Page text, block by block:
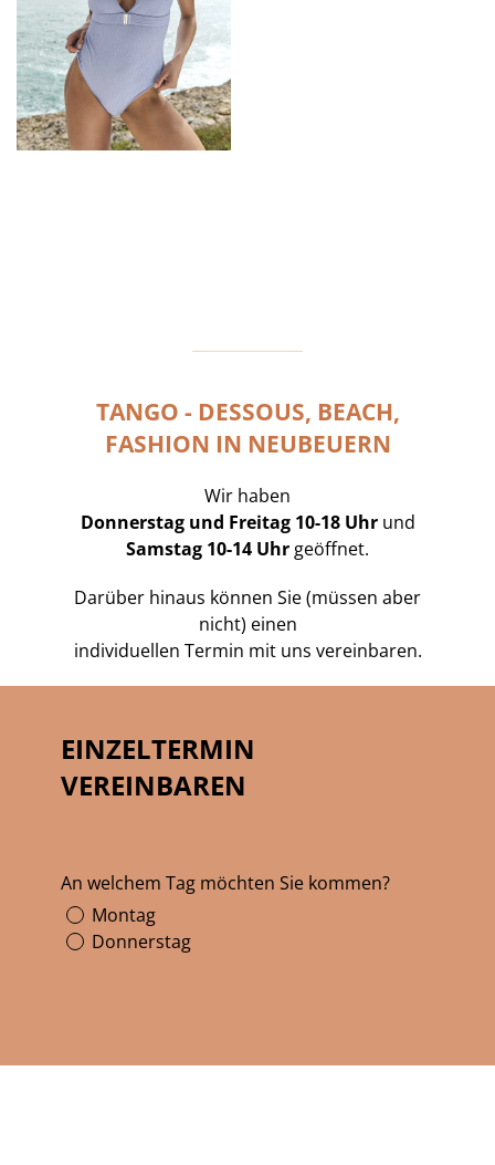
TANGO - DESSOUS, BEACH,
FASHION IN NEUBEUERN
Wir haben
Donnerstag und Freitag 10-18 Uhrund
Samstag 10-14 Uhr geöffnet.
Darüber hinaus können Sie (müssen aber
nicht) einen
individuellen Termin mit uns vereinbaren.
EINZELTERMIN
VEREINBAREN
An welchem Tag möchten Sie kommen?
Montag
Donnerstag